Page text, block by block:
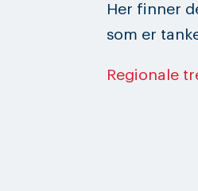
Her finner
som er
Regionale